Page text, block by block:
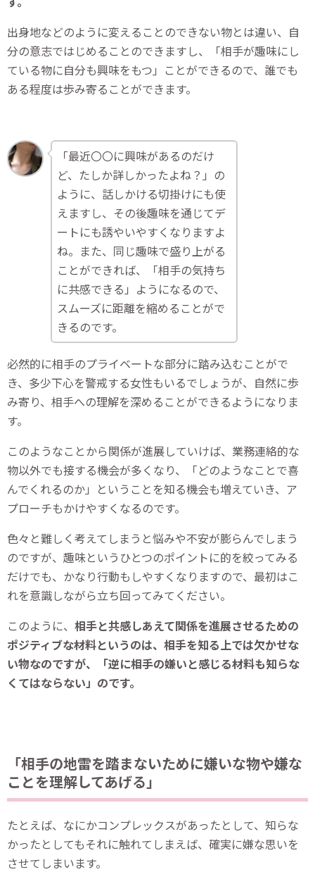
出身地などのように変えることのできない物とは違い、自
分の意志ではじめることのできますし、「相手が趣味にし
ている物に自分も興味をもつ」ことができるので、誰でも
ある程度は歩み寄ることができます。
「最近〇〇に興味があるのだけ
ど、たしか詳しかったよね？」の
ように、話しかける切掛けにも使
えますし、その後趣味を通じてデ
ートにも誘やいやすくなりますよ
ね。また、同じ趣味で盛り上がる
ことができれば、「相手の気持ち
に共感できる」ようになるので、
スムーズに距離を縮めることがで
きるのです。
必然的に相手のプライベートな部分に踏み込むことがで
き、多少下心を警戒する女性もいるでしょうが、自然に歩
み寄り、相手への理解を深めることができるようになりま
す。
このようなことから関係が進展していけば、業務連絡的な
物以外でも接する機会が多くなり、「どのようなことで喜
んでくれるのか」ということを知る機会も増えていき、ア
プローチもかけやすくなるのです。
色々と難しく考えてしまうと悩みや不安が膨らんでしまう
のですが、趣味というひとつのポイントに的を絞ってみる
だけでも、かなり行動もしやすくなりますので、最初はこ
れを意識しながら立ち回ってみてください。
このように、 相手と共感しあえて関係を進展させるための
ポジティブな材料というのは、相手を知る上では欠かせな
い物なのですが、「逆に相手の嫌いと感じる材料も知らな
くてはならない」のです。
「相手の地雷を踏まないために嫌いな物や嫌な
ことを理解してあげる」
たとえば、なにかコンプレックスがあったとして、知らな
かったとしてもそれに触れてしまえば、確実に嫌な思いを
させてしまいます。